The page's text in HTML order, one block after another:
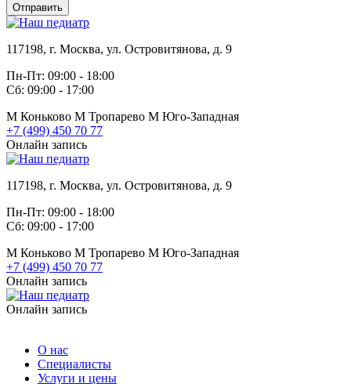
Отправить
117198, г. Москва, ул. Островитянова, д. 9
Пн-Пт: 09:00 - 18:00
Сб: 09:00 - 17:00
М Коньково М Тропарево М Юго-Западная
+7 (499) 450 70 77
Онлайн запись
117198, г. Москва, ул. Островитянова, д. 9
Пн-Пт: 09:00 - 18:00
Сб: 09:00 - 17:00
М Коньково М Тропарево М Юго-Западная
+7 (499) 450 70 77
Онлайн запись
Онлайн запись
О нас
Специалисты
Услуги и цены